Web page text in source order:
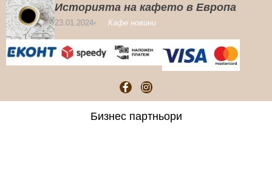
Историята на кафето в Европа
23.01.2024 Кафе новини
Бизнес партньори